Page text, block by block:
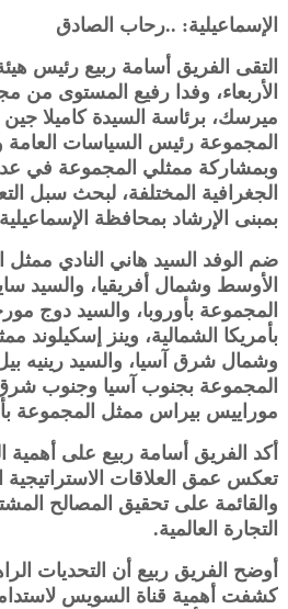
الإسماعيلية: ..رحاب الصادق
التقى الفريق أسامة ربيع رئيس
الأربعاء، وفدا رفيع المستوى من
ميرسك، برئاسة السيدة كاميلا
المجموعة رئيس السياسات العامة
وبمشاركة ممثلي المجموعة في
الجغرافية المختلفة، لبحث سبل
بمبنى الإرشاد بمحافظة
ضم الوفد السيد هاني النادي
الأوسط وشمال أفريقيا، والسيد
المجموعة بأوروبا، والسيد دوج
بأمريكا الشمالية، وينز
وشمال شرق آسيا، والسيد رينيه
المجموعة بجنوب آسيا وجنوب شرق
موراييس بيراس ممثل المجموعة
أكد الفريق أسامة ربيع على أهمية
تعكس عمق العلاقات الاستراتيجية
والقائمة على تحقيق المصالح
التجارة العالمية.
أوضح الفريق ربيع أن التحديات
كشفت أهمية قناة السويس